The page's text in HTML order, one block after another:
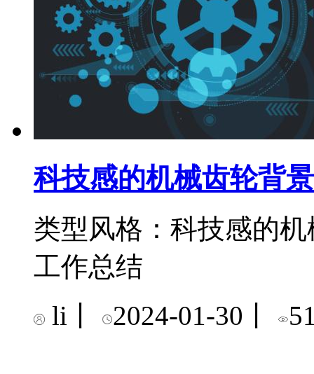
科技感的机械齿轮背
类型风格：科技感的
工作总结
li
2024-01-30